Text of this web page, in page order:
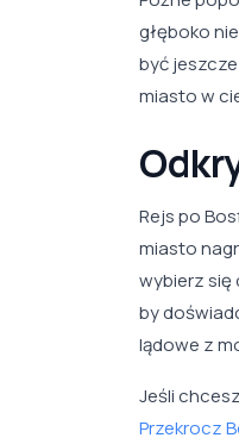
głęboko
być
miasto w
Rejs po
miasto
wybierz się
by
lądowe z
Jeśli
Przekrocz